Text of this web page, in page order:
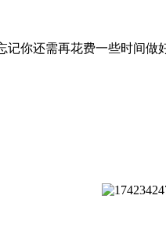
你还需再花费一些时间